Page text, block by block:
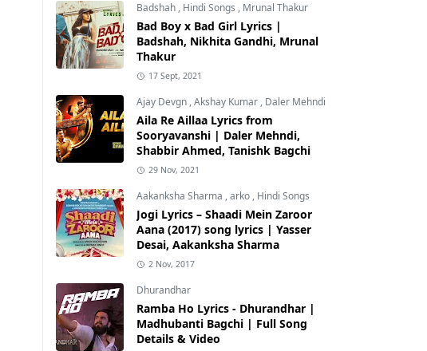
Badshah , Hindi Songs , Mrunal Thakur
Bad Boy x Bad Girl Lyrics |
Badshah, Nikhita Gandhi, Mrunal
Thakur
17 Sept, 2021
Ajay Devgn ,Akshay Kumar , Daler Mehndi
Aila Re Aillaa Lyrics from
Sooryavanshi | Daler Mehndi,
Shabbir Ahmed, Tanishk Bagchi
29 Nov, 2021
Aakanksha Sharma ,arko , Hindi Songs
Jogi Lyrics – Shaadi Mein Zaroor
Aana (2017) song lyrics | Yasser
Desai, Aakanksha Sharma
2 Nov, 2017
Dhurandhar
Ramba Ho Lyrics - Dhurandhar |
Madhubanti Bagchi | Full Song
Details & Video